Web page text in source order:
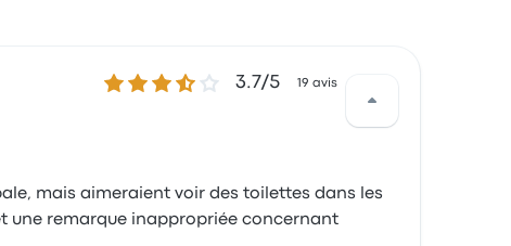
3.7 sur 5 étoiles 3.7/5 19 avis
mais aimeraient voir des toilettes dans les
une remarque inappropriée concernant